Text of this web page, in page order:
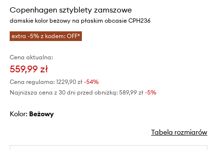
Copenhagen sztyblety zamszowe
damskie kolor beżowy na płaskim obcasie CPH236
extra -5% z kodem: OFF*
Cena aktualna:
559,99 zł
Cena regularna: 1229,90 zł -54%
Najniższa cena z 30 dni przed obniżką: 589,99 zł -5%
Kolor: beżowy
Tabela rozmiarów